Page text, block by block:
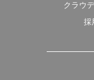
クラウ
採